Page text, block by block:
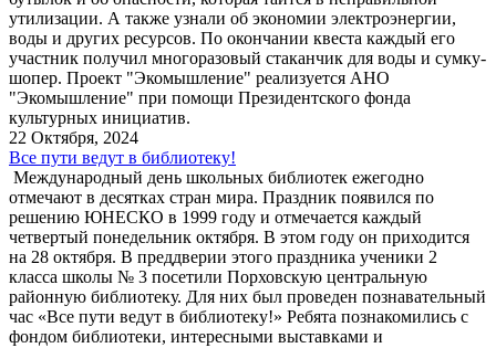
утилизации. А также узнали об экономии электроэнергии,
воды и других ресурсов. По окончании квеста каждый его
участник получил многоразовый стаканчик для воды и сумку-
шопер. Проект "Экомышление" реализуется АНО
"Экомышление" при помощи Президентского фонда
культурных инициатив.
22 Октября, 2024
Все пути ведут в библиотеку!
Международный день школьных библиотек ежегодно
отмечают в десятках стран мира. Праздник появился по
решению ЮНЕСКО в 1999 году и отмечается каждый
четвертый понедельник октября. В этом году он приходится
на 28 октября. В преддверии этого праздника ученики 2
класса школы № 3 посетили Порховскую центральную
районную библиотеку. Для них был проведен познавательный
час «Все пути ведут в библиотеку!» Ребята познакомились с
фондом библиотеки, интересными выставками и